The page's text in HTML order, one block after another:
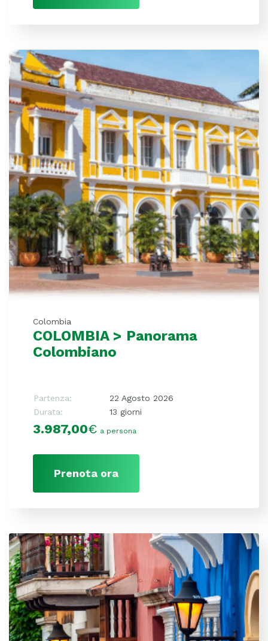
Colombia
COLOMBIA > Panorama
Colombiano
Partenza:
22 Agosto 2026
Durata:
13 giorni
3.987,00€ a persona
Prenota ora